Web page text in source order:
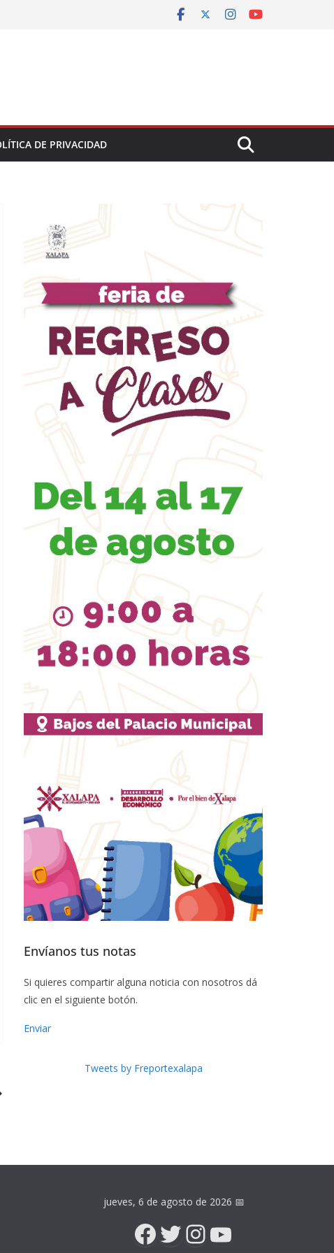
DE PRIVACIDAD
Envíanos tus notas
Si quieres compartir alguna noticia con nosotros dá
clic en el siguiente botón.
Enviar
Tweets by Freportexalapa
jueves, 6 de agosto de 2026 📅
Facebook
Twitter
Instagram
YouTube